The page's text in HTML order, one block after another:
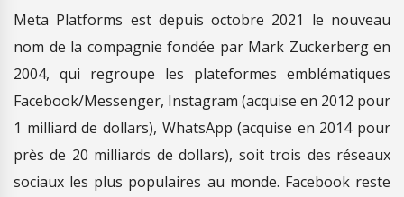
Meta Platforms est depuis octobre 2021 le nouveau
nom de la compagnie fondée par Mark Zuckerberg en
2004, qui regroupe les plateformes emblématiques
Facebook/Messenger, Instagram (acquise en 2012 pour
1 milliard de dollars), WhatsApp (acquise en 2014 pour
près de 20 milliards de dollars), soit trois des réseaux
sociaux les plus populaires au monde. Facebook reste